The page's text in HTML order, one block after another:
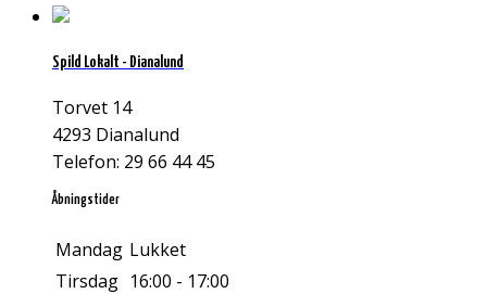
Spild Lokalt - Dianalund
Torvet 14
4293 Dianalund
Telefon: 29 66 44 45
Åbningstider
Mandag Lukket
Tirsdag 16:00 - 17:00